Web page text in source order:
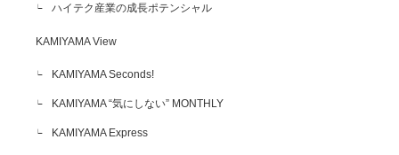
ハイテク産業の成長ポテンシャル
KAMIYAMA View
KAMIYAMA Seconds!
KAMIYAMA “気にしない” MONTHLY
KAMIYAMA Express